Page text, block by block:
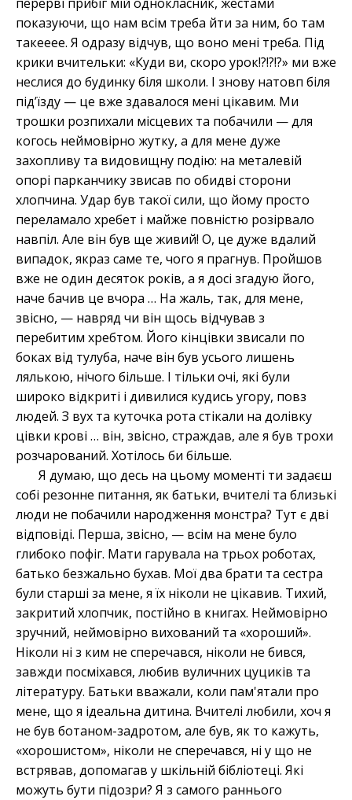
перерві прибіг мій однокласник, жестами
показуючи, що нам всім треба йти за ним, бо там
такееее. Я одразу відчув, що воно мені треба. Під
крики вчительки: «Куди ви, скоро урок!?!?!?» ми вже
неслися до будинку біля школи. І знову натовп біля
під’їзду — це вже здавалося мені цікавим. Ми
трошки розпихали місцевих та побачили — для
когось неймовірно жутку, а для мене дуже
захопливу та видовищну подію: на металевій
опорі парканчику звисав по обидві сторони
хлопчина. Удар був такої сили, що йому просто
переламало хребет і майже повністю розірвало
навпіл. Але він був ще живий! О, це дуже вдалий
випадок, якраз саме те, чого я прагнув. Пройшов
вже не один десяток років, а я досі згадую його,
наче бачив це вчора … На жаль, так, для мене,
звісно, — навряд чи він щось відчував з
перебитим хребтом. Його кінцівки звисали по
боках від тулуба, наче він був усього лишень
лялькою, нічого більше. І тільки очі, які були
широко відкриті і дивилися кудись угору, повз
людей. З вух та куточка рота стікали на долівку
цівки крові … він, звісно, страждав, але я був трохи
розчарований. Хотілось би більше.
Я думаю, що десь на цьому моменті ти задаєш
собі резонне питання, як батьки, вчителі та близькі
люди не побачили народження монстра? Тут є дві
відповіді. Перша, звісно, — всім на мене було
глибоко пофіг. Мати гарувала на трьох роботах,
батько безжально бухав. Мої два брати та сестра
були старші за мене, я їх ніколи не цікавив. Тихий,
закритий хлопчик, постійно в книгах. Неймовірно
зручний, неймовірно вихований та «хороший».
Ніколи ні з ким не сперечався, ніколи не бився,
завжди посміхався, любив вуличних цуциків та
літературу. Батьки вважали, коли пам'ятали про
мене, що я ідеальна дитина. Вчителі любили, хоч я
не був ботаном-задротом, але був, як то кажуть,
«хорошистом», ніколи не сперечався, ні у що не
встрявав, допомагав у шкільній бібліотеці. Які
можуть бути підозри? Я з самого раннього